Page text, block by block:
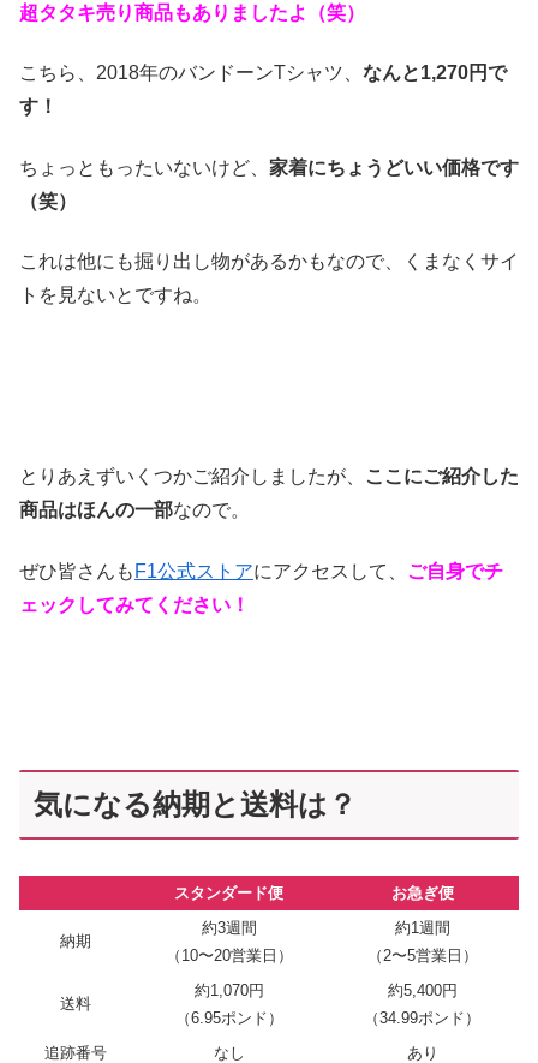
超タタキ売り商品もありましたよ（笑）
こちら、2018年のバンドーンTシャツ、 なんと1,270円で
す！
ちょっともったいないけど、 家着にちょうどいい価格です
（笑）
これは他にも掘り出し物があるかもなので、くまなくサイ
トを見ないとですね。
とりあえずいくつかご紹介しましたが、
ここにご紹介した
商品はほんの一部なので。
ぜひ皆さんも F1公式ストアにアクセスして、 ご自身でチ
ェックしてみてください！
気になる納期と送料は？
スタンダード便 お急ぎ便
納期
約3週間
（10〜20営業日）
約1週間
（2〜5営業日）
送料
約1,070円
（6.95ポンド）
約5,400円
（34.99ポンド）
追跡番号
なし あり